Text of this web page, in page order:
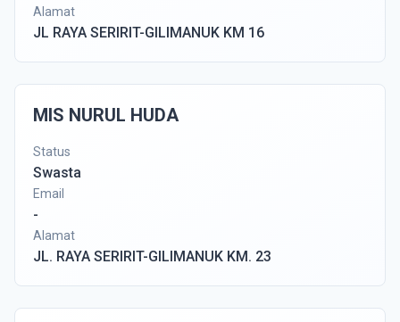
Alamat
JL RAYA SERIRIT-GILIMANUK KM 16
MIS NURUL HUDA
Status
Swasta
Email
-
Alamat
JL. RAYA SERIRIT-GILIMANUK KM. 23